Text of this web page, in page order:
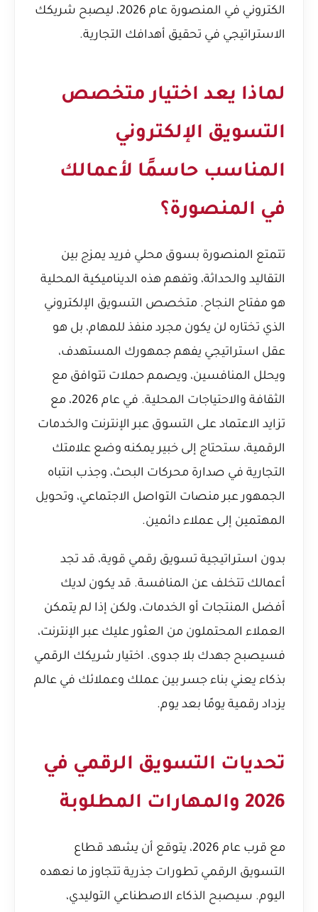
الكتروني في المنصورة عام 2026، ليصبح شريكك
الاستراتيجي في تحقيق أهدافك التجارية.
لماذا يعد اختيار متخصص
التسويق الإلكتروني
المناسب حاسمًا لأعمالك
في المنصورة؟
تتمتع المنصورة بسوق محلي فريد يمزج بين
التقاليد والحداثة، وتفهم هذه الديناميكية المحلية
هو مفتاح النجاح. متخصص التسويق الإلكتروني
الذي تختاره لن يكون مجرد منفذ للمهام، بل هو
عقل استراتيجي يفهم جمهورك المستهدف،
ويحلل المنافسين، ويصمم حملات تتوافق مع
الثقافة والاحتياجات المحلية. في عام 2026، مع
تزايد الاعتماد على التسوق عبر الإنترنت والخدمات
الرقمية، ستحتاج إلى خبير يمكنه وضع علامتك
التجارية في صدارة محركات البحث، وجذب انتباه
الجمهور عبر منصات التواصل الاجتماعي، وتحويل
المهتمين إلى عملاء دائمين.
بدون استراتيجية تسويق رقمي قوية، قد تجد
أعمالك تتخلف عن المنافسة. قد يكون لديك
أفضل المنتجات أو الخدمات، ولكن إذا لم يتمكن
العملاء المحتملون من العثور عليك عبر الإنترنت،
فسيصبح جهدك بلا جدوى. اختيار شريكك الرقمي
بذكاء يعني بناء جسر بين عملك وعملائك في عالم
يزداد رقمية يومًا بعد يوم.
تحديات التسويق الرقمي في
2026 والمهارات المطلوبة
مع قرب عام 2026، يتوقع أن يشهد قطاع
التسويق الرقمي تطورات جذرية تتجاوز ما نعهده
اليوم. سيصبح الذكاء الاصطناعي التوليدي،